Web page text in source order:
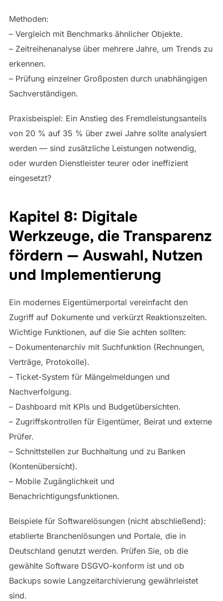
Methoden:
– Vergleich mit Benchmarks ähnlicher Objekte.
– Zeitreihenanalyse über mehrere Jahre, um Trends zu
erkennen.
– Prüfung einzelner Großposten durch unabhängigen
Sachverständigen.
Praxisbeispiel: Ein Anstieg des Fremdleistungsanteils
von 20 % auf 35 % über zwei Jahre sollte analysiert
werden — sind zusätzliche Leistungen notwendig,
oder wurden Dienstleister teurer oder ineffizient
eingesetzt?
Kapitel 8: Digitale
Werkzeuge, die Transparenz
fördern — Auswahl, Nutzen
und Implementierung
Ein modernes Eigentümerportal vereinfacht den
Zugriff auf Dokumente und verkürzt Reaktionszeiten.
Wichtige Funktionen, auf die Sie achten sollten:
– Dokumentenarchiv mit Suchfunktion (Rechnungen,
Verträge, Protokolle).
– Ticket-System für Mängelmeldungen und
Nachverfolgung.
– Dashboard mit KPIs und Budgetübersichten.
– Zugriffskontrollen für Eigentümer, Beirat und externe
Prüfer.
– Schnittstellen zur Buchhaltung und zu Banken
(Kontenübersicht).
– Mobile Zugänglichkeit und
Benachrichtigungsfunktionen.
Beispiele für Softwarelösungen (nicht abschließend):
etablierte Branchenlösungen und Portale, die in
Deutschland genutzt werden. Prüfen Sie, ob die
gewählte Software DSGVO-konform ist und ob
Backups sowie Langzeitarchivierung gewährleistet
sind.